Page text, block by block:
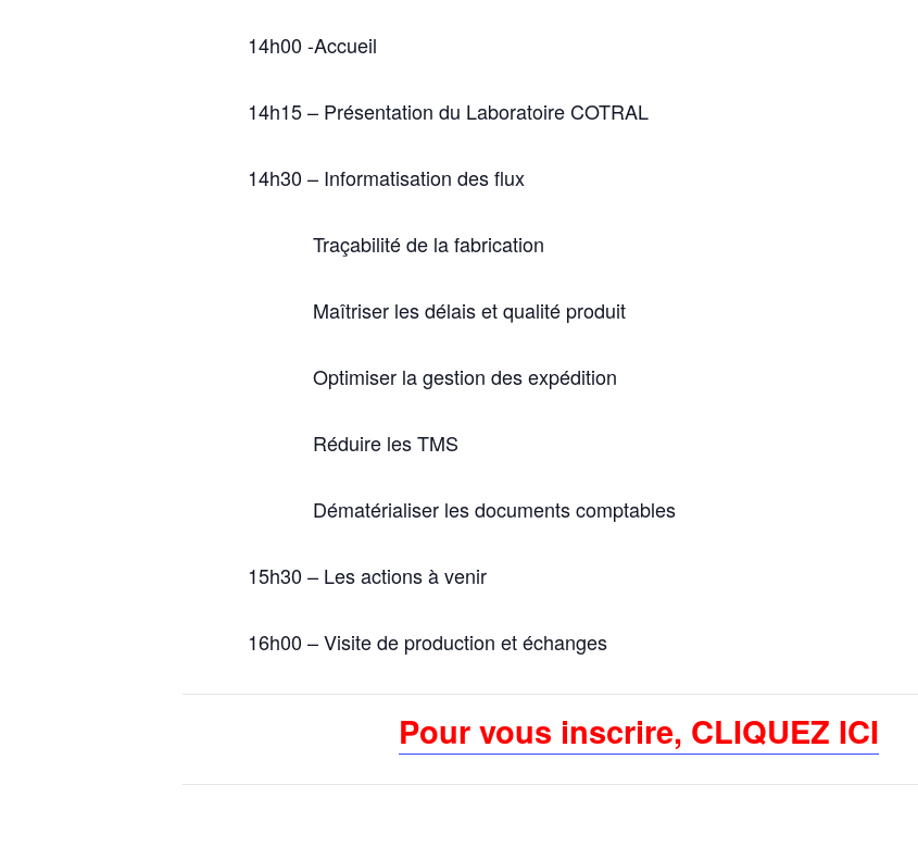
14h00 -Accueil
14h15 – Présentation du Laboratoire COTRAL
14h30 – Informatisation des flux
Traçabilité de la fabrication
Maîtriser les délais et qualité produit
Optimiser la gestion des expédition
Réduire les TMS
Dématérialiser les documents comptables
15h30 – Les actions à venir
16h00 – Visite de production et échanges
Pour vous inscrire, CLIQUEZ ICI